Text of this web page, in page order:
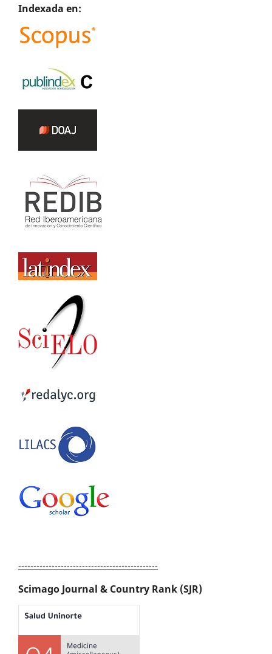
Indexada en:
----------------------------------------------
Scimago Journal & Country Rank (SJR)